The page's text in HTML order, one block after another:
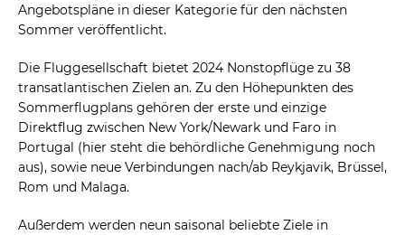
Angebotspläne in dieser Kategorie für den nächsten
Sommer veröffentlicht.
Die Fluggesellschaft bietet 2024 Nonstopflüge zu 38
transatlantischen Zielen an. Zu den Höhepunkten des
Sommerflugplans gehören der erste und einzige
Direktflug zwischen New York/Newark und Faro in
Portugal (hier steht die behördliche Genehmigung noch
aus), sowie neue Verbindungen nach/ab Reykjavik, Brüssel,
Rom und Malaga.
Außerdem werden neun saisonal beliebte Ziele in